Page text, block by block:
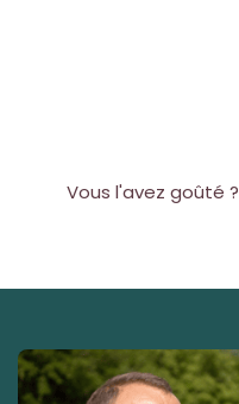
Vous l'avez goûté ?